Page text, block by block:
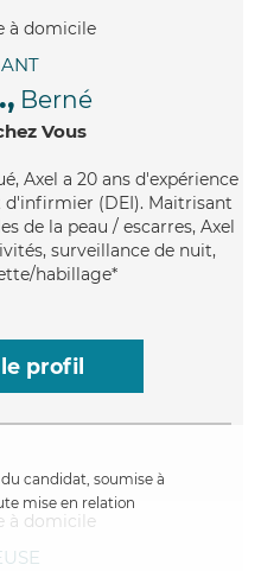
Berné
Vous
Axel a 20 ans d'expérience
(DEI). Maitrisant
de la peau / escarres, Axel
surveillance de nuit,
habillage*
profil
candidat, soumise à
mise en relation